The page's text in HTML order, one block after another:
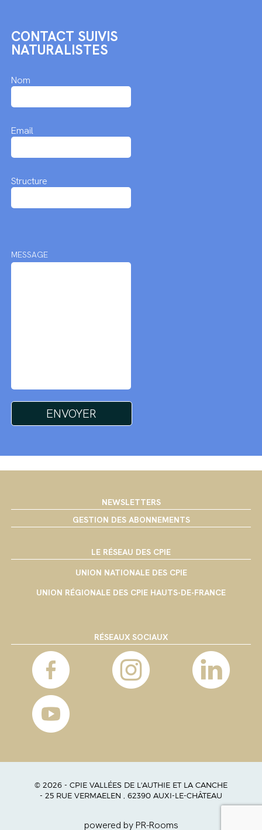
CONTACT SUIVIS
NATURALISTES
Nom
Email
Structure
MESSAGE
NEWSLETTERS
GESTION DES ABONNEMENTS
LE RÉSEAU DES CPIE
UNION NATIONALE DES CPIE
UNION RÉGIONALE DES CPIE HAUTS-DE-FRANCE
RÉSEAUX SOCIAUX
© 2026 - CPIE VALLÉES DE L'AUTHIE ET LA CANCHE
- 25 RUE VERMAELEN , 62390 AUXI-LE-CHÂTEAU
powered by PR-Rooms